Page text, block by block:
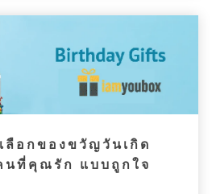
ลือกของขวัญวันเกิด
นที่คุณรัก แบบถูกใจ